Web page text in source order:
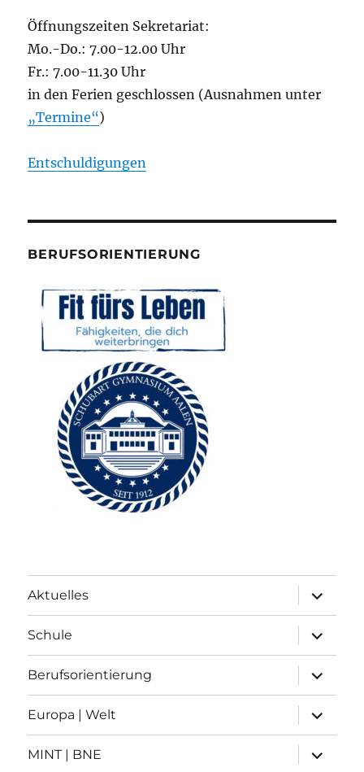
Öffnungszeiten Sekretariat:
Mo.-Do.: 7.00-12.00 Uhr
Fr.: 7.00-11.30 Uhr
in den Ferien geschlossen (Ausnahmen unter
„Termine“)
Entschuldigungen
BERUFSORIENTIERUNG
Aktuelles
anzeigen
Schule
anzeigen
Berufsorientierung
anzeigen
Europa | Welt
anzeigen
MINT | BNE
anzeigen